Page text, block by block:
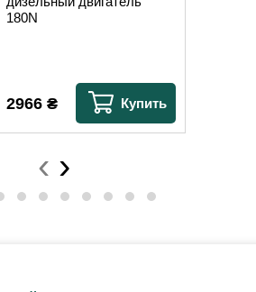
180N
2966 ₴ Купить
‹ ›